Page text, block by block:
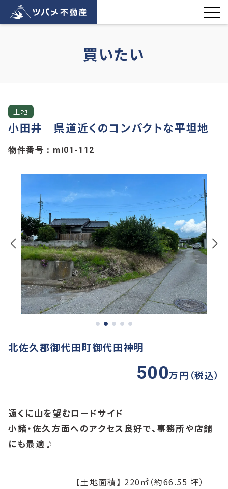
買いたい
土地
小田井 県道近くのコンパクトな平坦地
物件番号：mi01-112
北佐久郡御代田町御代田神明
500万円（税込）
遠くに山を望むロードサイド
小諸・佐久方面へのアクセス良好で、事務所や店舗
にも最適♪
【土地面積】 220㎡（約66.55 坪）